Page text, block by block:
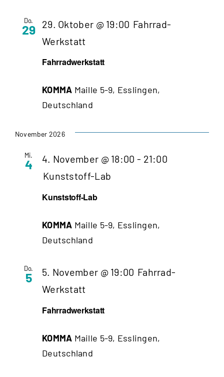
Do.
29
Fahrradwerkstatt
29. Oktober @ 19:00 Fahrrad-
Werkstatt
KOMMA Maille 5-9, Esslingen,
Deutschland
November 2026
Mi.
4
Kunststoff-Lab
4. November @ 18:00 - 21:00
Kunststoff-Lab
KOMMA Maille 5-9, Esslingen,
Deutschland
Do.
5
Fahrradwerkstatt
5. November @ 19:00 Fahrrad-
Werkstatt
KOMMA Maille 5-9, Esslingen,
Deutschland